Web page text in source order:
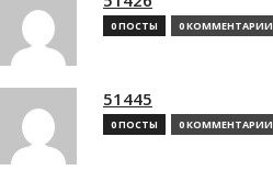
0 ПОСТЫ 0 КОММЕНТАРИИ
51445
0 ПОСТЫ 0 КОММЕНТАРИИ